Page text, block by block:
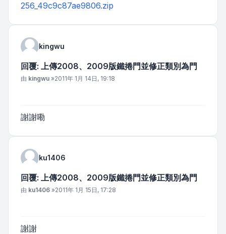
256_49c9c87ae9806.zip
kingwu
回覆: 上傳2008、2009版鐵捲門並修正類別為門
文章
由 kingwu »2011年 1月 14日, 19:18
謝謝嘞
ku1406
回覆: 上傳2008、2009版鐵捲門並修正類別為門
文章
由 ku1406 »2011年 1月 15日, 17:28
謝謝